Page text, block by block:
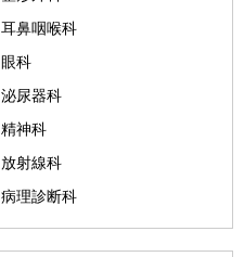
耳鼻咽喉科
眼科
泌尿器科
精神科
放射線科
病理診断科